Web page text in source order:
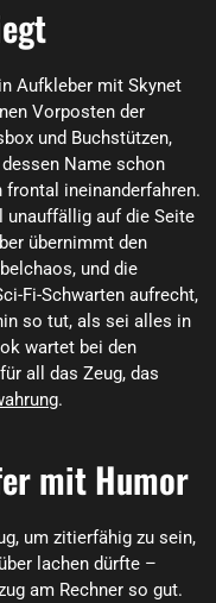
Aufkleber mit Skynet
Vorposten der
und Buchstützen,
Name schon
frontal ineinanderfahren.
unauffällig auf die Seite
übernimmt den
und die
Fi-Schwarten aufrecht,
so tut, als sei alles in
wartet bei den
all das Zeug, das
.
mit Humor
um zitierfähig zu sein,
lachen dürfte –
am Rechner so gut.